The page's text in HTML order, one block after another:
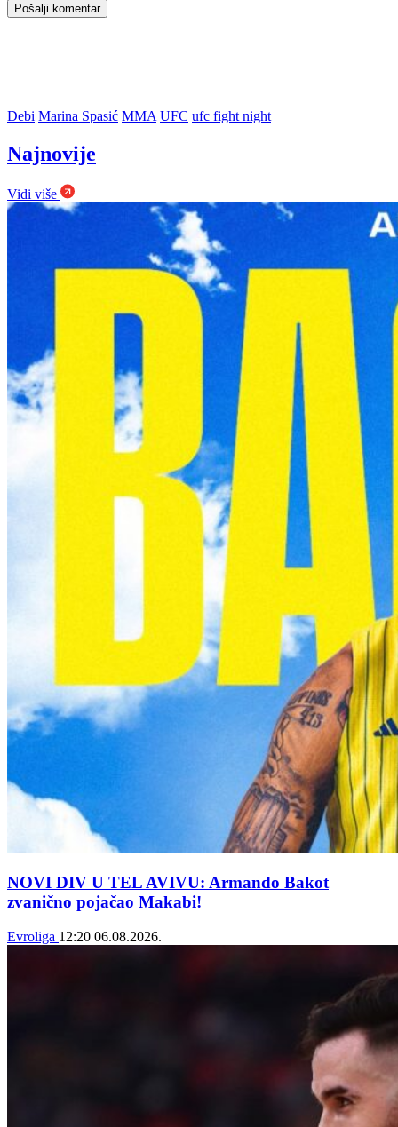
Debi Marina Spasić MMA UFC ufc fight night
Najnovije
Vidi više
NOVI DIV U TEL AVIVU: Armando Bakot
zvanično pojačao Makabi!
Evroliga 12:20 06.08.2026.